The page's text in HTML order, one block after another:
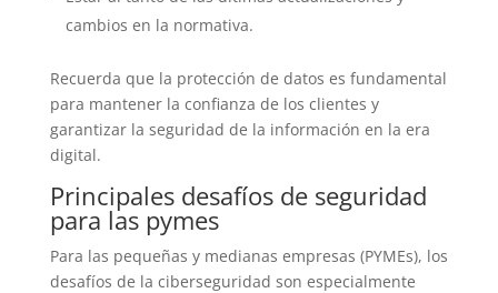
cambios en la normativa.
Recuerda que la protección de datos es fundamental
para mantener la confianza de los clientes y
garantizar la seguridad de la información en la era
digital.
Principales desafíos de seguridad
para las pymes
Para las pequeñas y medianas empresas (PYMEs), los
desafíos de la ciberseguridad son especialmente